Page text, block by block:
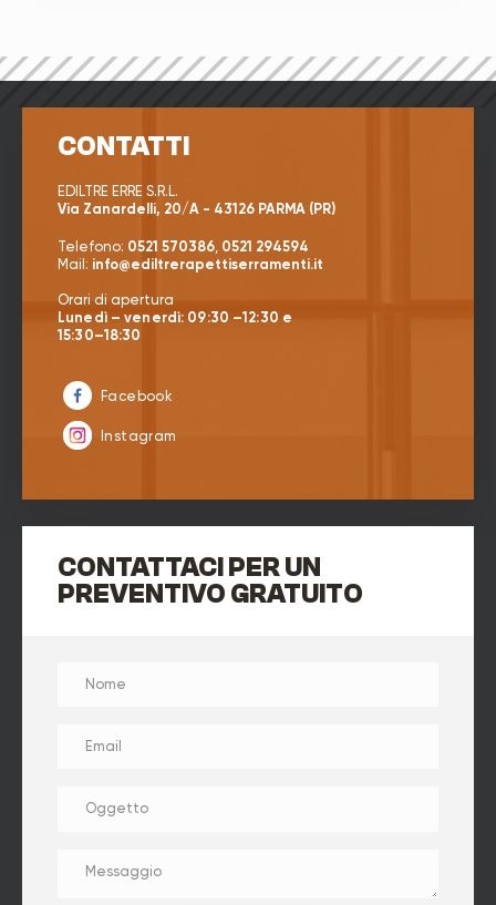
PRODOTTI
CONTATTI
EDILTRE ERRE S.R.L.
Via Zanardelli, 20/A - 43126 PARMA (PR)
Telefono: 0521 570386, 0521 294594
Mail: info@ediltrerapettiserramenti.it
Orari di apertura
Lunedì – venerdì: 09:30 –12:30 e
15:30–18:30
Facebook
Instagram
CONTATTACI PER UN
PREVENTIVO GRATUITO